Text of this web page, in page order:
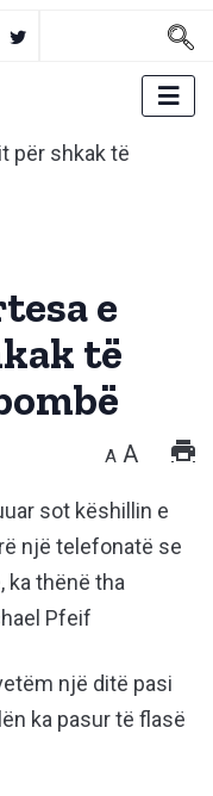
e
të
A A
sot këshillin e
një telefonatë se
ka thënë tha
Pfeif
një ditë pasi
ka pasur të flasë